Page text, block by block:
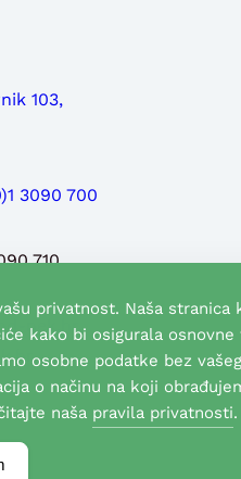
103,
3090 700
710
nek.hr
privatnost. Naša stranica
kako bi osigurala
osobne podatke bez
o načinu na koji
naša pravila privatnosti.